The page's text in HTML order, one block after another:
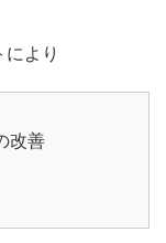
より
改善